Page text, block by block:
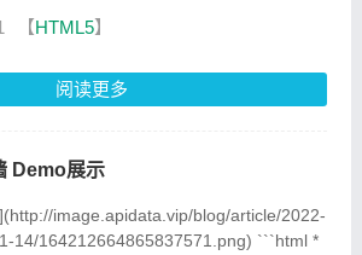
block;margin: 0em;} ```
【HTML5】
阅读更多
Demo展示
image.apidata.vip/blog/article/2022-
14/164212664865837571.png) ```html *